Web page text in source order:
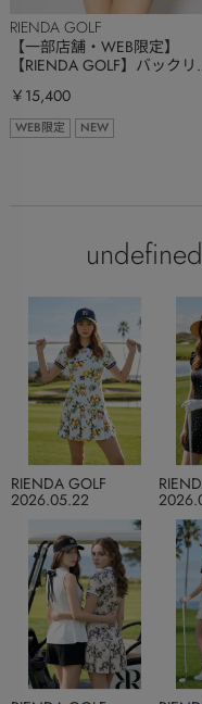
RIENDA GOLF
【一部店舗・WEB限定】
【RIENDA GOLF】バックリ
￥15,400
WEB限定 NEW
2026.05.22
RIENDA GOLF